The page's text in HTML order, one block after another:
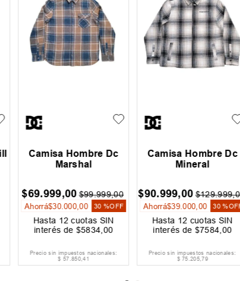
Camisa Mujer Oneill
Bizelin
$24.000,00 $59.999,00
Ahorrá$35.999,00 60 %OFF
Hasta 12 cuotas SIN
interés de $2000 00
Precio sin impuestos nacionales:
$ 19.834,71
Camisa Hombre Oneill
Square
$73.599,00
Hasta 12 cuotas SIN
interés de $6134 00
Precio sin impuestos nacionales:
$ 60.825,62